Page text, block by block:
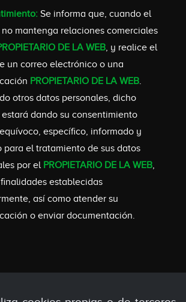
Se informa que, cuando el
no mantenga relaciones comerciales
DE LA WEB, y realice el
un correo electrónico o una
PROPIETARIO DE LA WEB.
otros datos personales, dicho
estará dando su consentimiento
específico, informado y
para el tratamiento de sus datos
por el PROPIETARIO DE LA WEB,
establecidas
así como atender su
o enviar documentación.